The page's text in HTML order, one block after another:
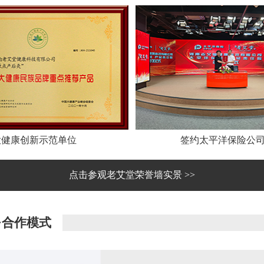
康创新示范单位 签约太平洋保险公
点击参观老艾堂荣誉墙实景 >>
合作模式